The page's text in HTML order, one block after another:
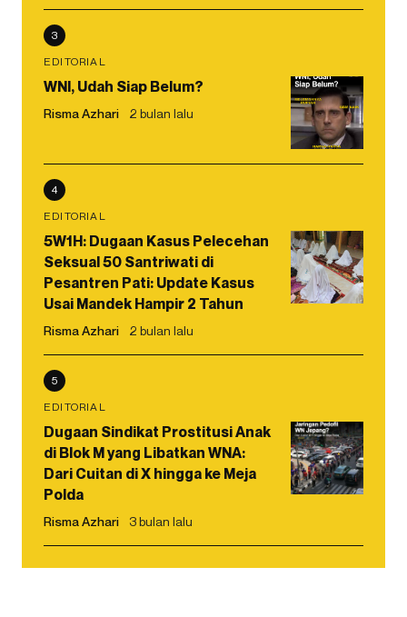
3
EDITORIAL
WNI, Udah Siap Belum?
Risma Azhari 2 bulan lalu
4
EDITORIAL
5W1H: Dugaan Kasus Pelecehan
Seksual 50 Santriwati di
Pesantren Pati: Update Kasus
Usai Mandek Hampir 2 Tahun
Risma Azhari 2 bulan lalu
5
EDITORIAL
Dugaan Sindikat Prostitusi Anak
di Blok M yang Libatkan WNA:
Dari Cuitan di X hingga ke Meja
Polda
Risma Azhari 3 bulan lalu